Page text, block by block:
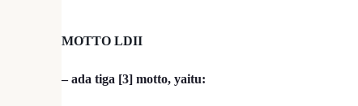
MOTTO LDII
– ada tiga [3] motto, yaitu: